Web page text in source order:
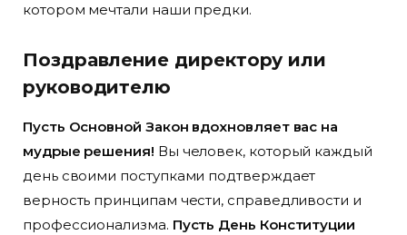
котором мечтали наши предки.
Поздравление директору или
руководителю
Пусть Основной Закон вдохновляет вас на
мудрые решения! Вы человек, который каждый
день своими поступками подтверждает
верность принципам чести, справедливости и
профессионализма. Пусть День Конституции